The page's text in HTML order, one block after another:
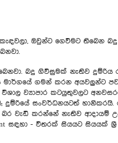
ඔවුන්ට ගෙවීමට තිබෙන
බදු ගිවිසුමක් නැතිව දුම්රිය
මාර්ගයේ ගමන් කරන අයවලුන්ට
ව්‍යාපාර කටයුතුවලට
සංවර්ධනයටත්
වැඩි කරන්නේ නැතිව ආදායම්
සඳහා - විතරක් සියයට සියයක්